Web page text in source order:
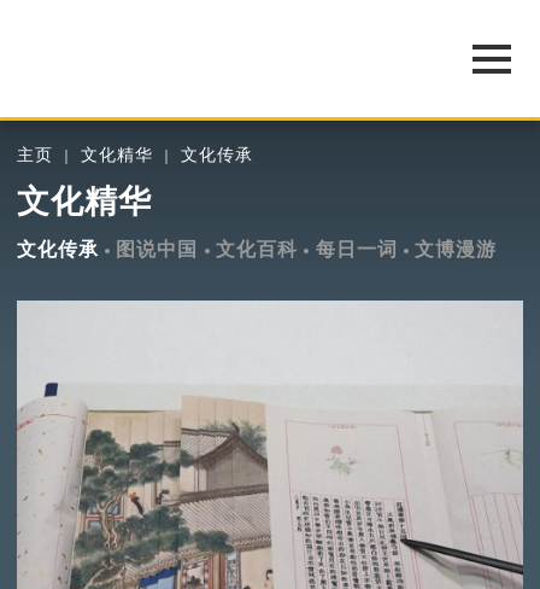
主页 文化精华 文化传承
文化精华
文化传承 图说中国 文化百科 每日一词 文博漫游